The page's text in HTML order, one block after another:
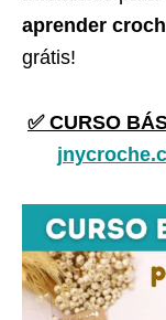
aprender
grátis!
✅ CURSO